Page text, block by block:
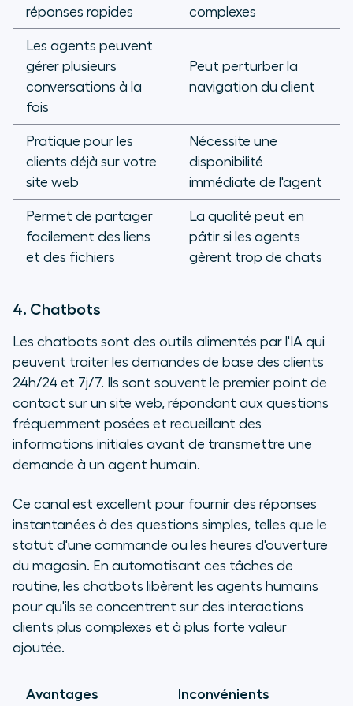
réponses rapides
complexes
Les agents peuvent
gérer plusieurs
conversations à la
fois
Peut perturber la
navigation du client
Pratique pour les
clients déjà sur votre
site web
Nécessite une
disponibilité
immédiate de l'agent
Permet de partager
facilement des liens
et des fichiers
La qualité peut en
pâtir si les agents
gèrent trop de chats
4. Chatbots
Les chatbots sont des outils alimentés par l'IA qui
peuvent traiter les demandes de base des clients
24h/24 et 7j/7. Ils sont souvent le premier point de
contact sur un site web, répondant aux questions
fréquemment posées et recueillant des
informations initiales avant de transmettre une
demande à un agent humain.
Ce canal est excellent pour fournir des réponses
instantanées à des questions simples, telles que le
statut d'une commande ou les heures d'ouverture
du magasin. En automatisant ces tâches de
routine, les chatbots libèrent les agents humains
pour qu'ils se concentrent sur des interactions
clients plus complexes et à plus forte valeur
ajoutée.
Avantages Inconvénients